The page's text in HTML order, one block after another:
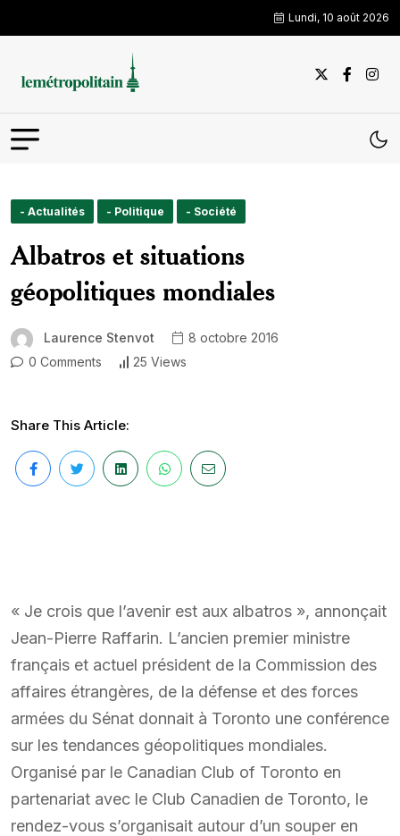
Lundi, 10 août 2026
- Actualités - Politique - Société
Albatros et situations
géopolitiques mondiales
Laurence Stenvot
8 octobre 2016
0 Comments
25 Views
Share This Article:
« Je crois que l’avenir est aux albatros », annonçait
Jean-Pierre Raffarin. L’ancien premier ministre
français et actuel président de la Commission des
affaires étrangères, de la défense et des forces
armées du Sénat donnait à Toronto une conférence
sur les tendances géopolitiques mondiales.
Organisé par le Canadian Club of Toronto en
partenariat avec le Club Canadien de Toronto, le
rendez-vous s’organisait autour d’un souper en